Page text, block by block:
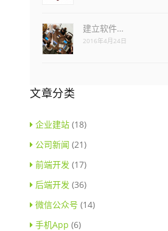
建立软件…
2016年4月24日
文章分类
企业建站 (18)
公司新闻 (21)
前端开发 (17)
后端开发 (36)
微信公众号 (14)
手机App (6)